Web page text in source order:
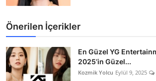
Önerilen İçerikler
En Güzel YG
2025’in Güzel...
Kozmik Yolcu Eylül 9, 2025